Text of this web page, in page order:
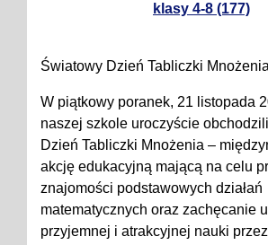
klasy 4-8 (177)
Światowy Dzień Tabliczki Mnożenia
W piątkowy poranek, 21 listopada
naszej szkole uroczyście
Dzień Tabliczki Mnożenia –
akcję edukacyjną mającą na celu
znajomości podstawowych działań
matematycznych oraz zachęcanie
przyjemnej i atrakcyjnej nauki